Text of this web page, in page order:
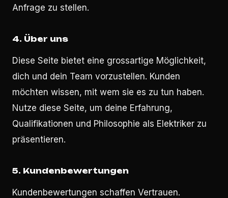
Anfrage zu stellen.
4. Über uns
Diese Seite bietet eine grossartige Möglichkeit,
dich und dein Team vorzustellen. Kunden
möchten wissen, mit wem sie es zu tun haben.
Nutze diese Seite, um deine Erfahrung,
Qualifikationen und Philosophie als Elektriker zu
präsentieren.
5. Kundenbewertungen
Kundenbewertungen schaffen Vertrauen.